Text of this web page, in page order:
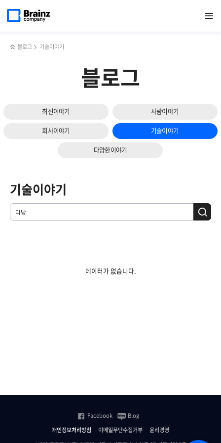
열기
페이지로
블로그 기술이야기
블로그
최신이야기 사람이야기
회사이야기 기술이야기
다양한이야기
기술이야기
데이터가 없습니다.
개인정보처리방침 이메일무단수집거부
윤리경영
Facebook Blog